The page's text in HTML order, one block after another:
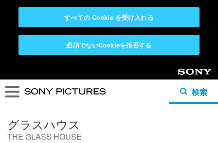
必須でないCookieを拒否する
すべての Cookie を受け入れる
Sony
検索
グラスハウス
THE GLASS HOUSE